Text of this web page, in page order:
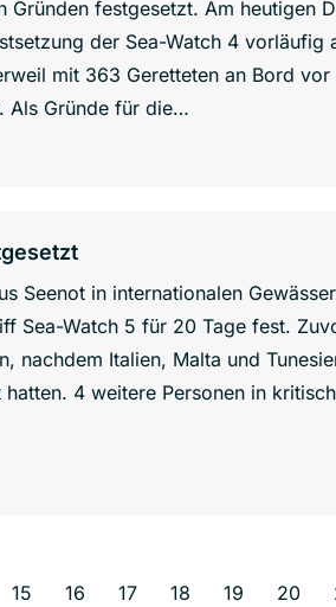
festgesetzt. Am heutigen
der Sea-Watch 4 vorläufig
mit 363 Geretteten an Bord
Als Gründe für die…
Seenot in internationalen
Sea-Watch 5 für 20 Tage fest.
nachdem Italien, Malta und
4 weitere Personen in
15 16 17 18 19 20